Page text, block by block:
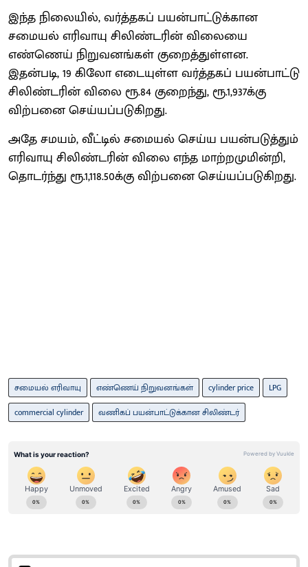
இந்த நிலையில், வர்த்தகப் பயன்பாட்டுக்கான
சமையல் எரிவாயு சிலிண்டரின் விலையை
எண்ணெய் நிறுவனங்கள் குறைத்துள்ளன.
இதன்படி, 19 கிலோ எடையுள்ள வர்த்தகப் பயன்பாட்டு
சிலிண்டரின் விலை ரூ.84 குறைந்து, ரூ.1,937க்கு
விற்பனை செய்யப்படுகிறது.
அதே சமயம், வீட்டில் சமையல் செய்ய பயன்படுத்தும்
எரிவாயு சிலிண்டரின் விலை எந்த மாற்றமுமின்றி,
தொடர்ந்து ரூ.1,118.50க்கு விற்பனை செய்யப்படுகிறது.
சமையல் எரிவாயு எண்ணெய் நிறுவனங்கள் cylinder price
LPG
commercial cylinder
வணிகப் பயன்பாட்டுக்கான சிலிண்டர்